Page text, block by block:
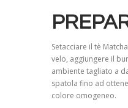
Setacciare il tè
velo, aggiungere il
ambiente tagliato a
spatola fino ad
colore omogeneo.